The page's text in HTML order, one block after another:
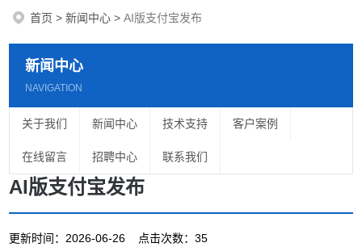
首页 >新闻中心 >AI版支付宝发布
新闻中心
NAVIGATION
关于我们 新闻中心 技术支持 客户案例
在线留言 招聘中心 联系我们
AI版支付宝发布
更新时间：2026-06-26 点击次数：35